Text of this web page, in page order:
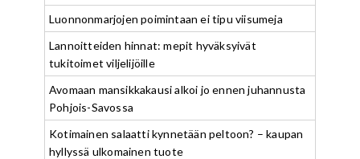
Luonnonmarjojen poimintaan ei tipu viisumeja
Lannoitteiden hinnat: mepit hyväksyivät
tukitoimet viljelijöille
Avomaan mansikkakausi alkoi jo ennen juhannusta
Pohjois-Savossa
Kotimainen salaatti kynnetään peltoon? – kaupan
hyllyssä ulkomainen tuote